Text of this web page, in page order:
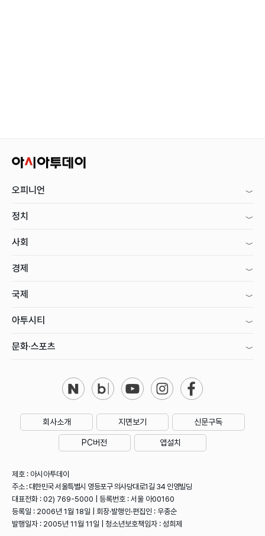
오피니언
정치
사회
경제
국제
아투시티
문화·스포츠
회사소개 지면보기 신문구독
PC버전 앱설치
제호 : 아시아투데이
주소 : 대한민국 서울특별시 영등포구 의사당대로1길 34 인영빌딩
대표전화 : 02) 769-5000 | 등록번호 : 서울 아00160
등록일 : 2006년 1월 18일 | 회장·발행인·편집인 : 우종순
발행일자 : 2005년 11월 11일 | 청소년보호책임자 : 성희제